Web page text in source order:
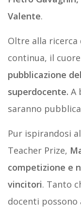
Valente.
Oltre alla
continua, il
pubblicazione
superdocente. A
saranno
Pur ispirandosi
Teacher Prize,
competizione e
vincitori. Tanto
docenti